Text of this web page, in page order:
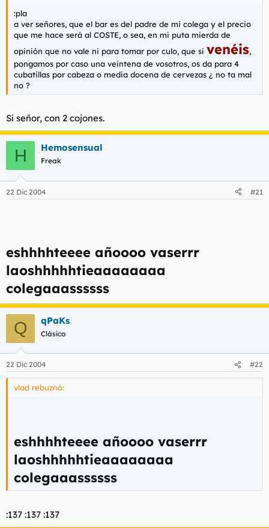
:pla
a ver señores, que el bar es del padre de mi colega y el precio
que me hace será al COSTE, o sea, en mi puta mierda de
opinión que no vale ni para tomar por culo, que si venéis,
pongamos por caso una veintena de vosotros, os da para 4
cubatillas por cabeza o media docena de cervezas ¿ no ta mal
no ?
Sí señor, con 2 cojones.
H Hemosensual
Freak
22 Dic 2004 #21
eshhhhteeee añoooo vaserrr
laoshhhhhtieaaaaaaaa
colegaaassssss
Q qPaKs
Clásico
22 Dic 2004 #22
vlad rebuznó:
eshhhhteeee añoooo vaserrr
laoshhhhhtieaaaaaaaa
colegaaassssss
:137 :137 :137